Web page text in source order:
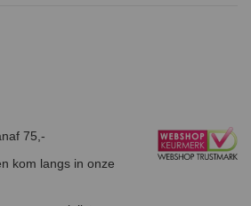
75,-
kom langs in onze